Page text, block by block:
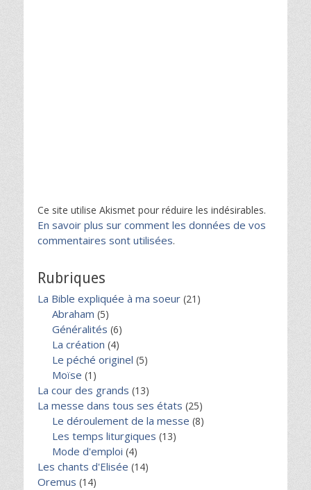
Ce site utilise Akismet pour réduire les indésirables.
En savoir plus sur comment les données de vos
commentaires sont utilisées.
Rubriques
La Bible expliquée à ma soeur (21)
Abraham (5)
Généralités (6)
La création (4)
Le péché originel (5)
Moïse (1)
La cour des grands (13)
La messe dans tous ses états (25)
Le déroulement de la messe (8)
Les temps liturgiques (13)
Mode d'emploi (4)
Les chants d'Elisée (14)
Oremus (14)